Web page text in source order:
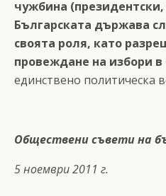
чужбина
Българската държава
своята роля, като
провеждане на избори
единствено политическа
Обществени съвети на
5 ноември 2011 г.